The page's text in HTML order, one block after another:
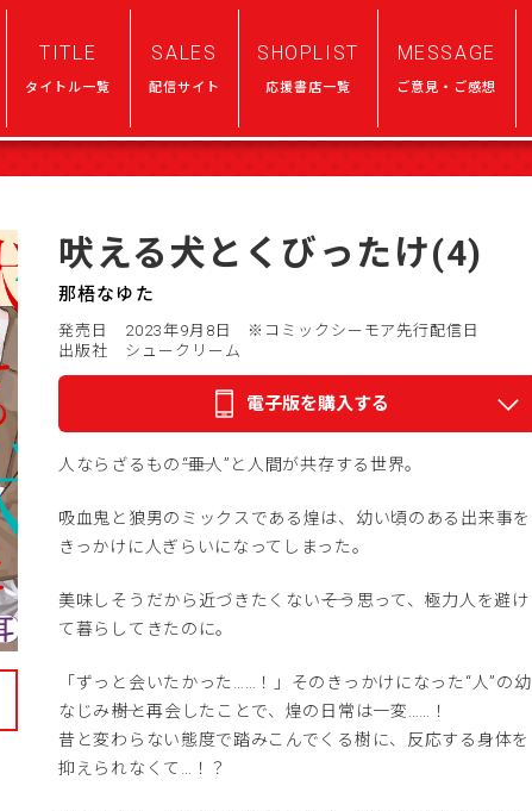
TITLE
タイトル一覧
SALES
配信サイト
SHOPLIST
応援書店一覧
MESSAGE
ご意見・ご感想
吠える犬とくびったけ(4)
那梧なゆた
発売日 2023年9月8日
※コミックシーモア先行配信日
出版社 シュークリーム
電子版を購入する
人ならざるもの――“亜人”と人間が共存する世界。
吸血鬼と狼男のミックスである煌は、幼い頃のある出来事を
きっかけに人ぎらいになってしまった。
美味しそうだから近づきたくない――そう思って、極力人を避け
て暮らしてきたのに。
「ずっと会いたかった……！」そのきっかけになった“人”の幼
なじみ――樹と再会したことで、煌の日常は一変……！
昔と変わらない態度で踏みこんでくる樹に、反応する身体を
抑えられなくて…！？